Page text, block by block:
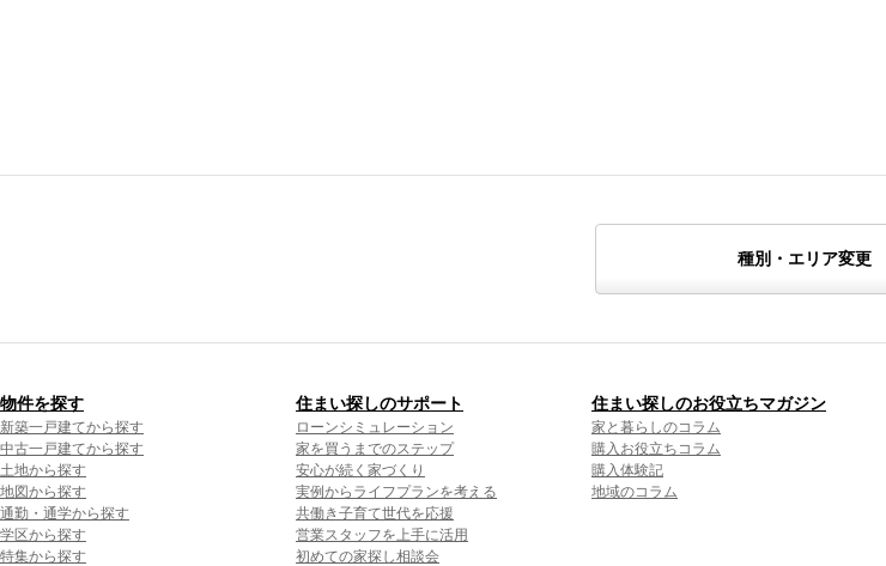
種別・エリア変更
物件を探す
新築一戸建てから探す
中古一戸建てから探す
土地から探す
地図から探す
通勤・通学から探す
学区から探す
特集から探す
住まい探しのサポート
ローンシミュレーション
家を買うまでのステップ
安心が続く家づくり
実例からライフプランを考える
共働き子育て世代を応援
営業スタッフを上手に活用
初めての家探し相談会
住まい探しのお役立ちマガジン
家と暮らしのコラム
購入お役立ちコラム
購入体験記
地域のコラム